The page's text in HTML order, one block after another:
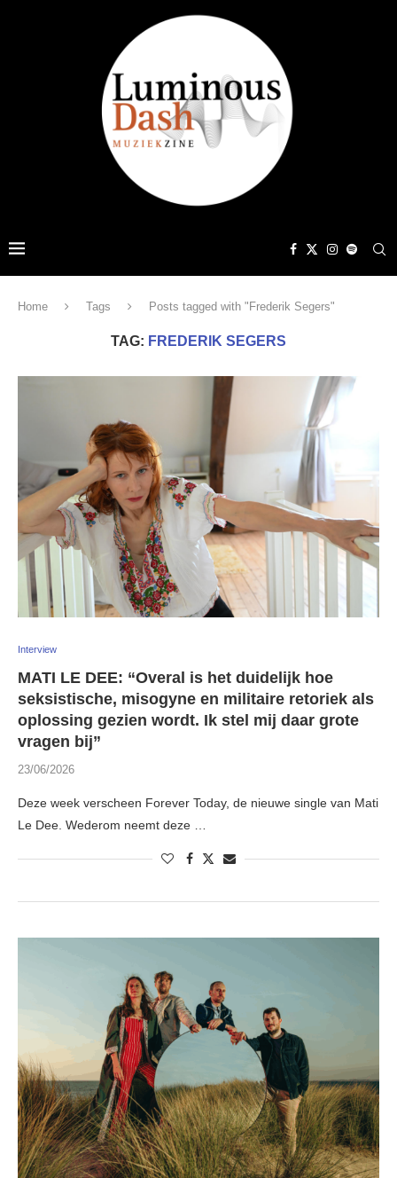
Home Tags Posts tagged with "Frederik Segers"
TAG: FREDERIK SEGERS
Interview
MATI LE DEE: “Overal is het duidelijk hoe
seksistische, misogyne en militaire retoriek als
oplossing gezien wordt. Ik stel mij daar grote
vragen bij”
23/06/2026
Deze week verscheen Forever Today, de nieuwe single van Mati
Le Dee. Wederom neemt deze …